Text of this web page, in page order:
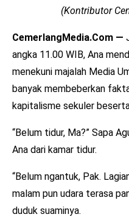
(Kontributor
CemerlangMedia.Com —
angka 11.00 WIB, Ana
menekuni majalah Media
banyak membeberkan
kapitalisme sekuler
“Belum tidur, Ma?” Sapa
Ana dari kamar tidur.
“Belum ngantuk, Pak.
malam pun udara terasa
duduk suaminya.